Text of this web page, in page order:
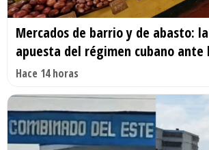
Mercados de barrio y de abasto:
apuesta del régimen cubano ante
Hace 14 horas